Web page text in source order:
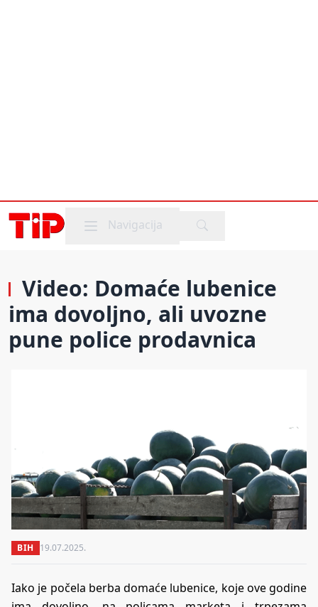
Mobile menu
Navigacija
Video: Domaće lubenice
ima dovoljno, ali uvozne
pune police prodavnica
BIH 19.07.2025.
Iako je počela berba domaće lubenice, koje ove godine